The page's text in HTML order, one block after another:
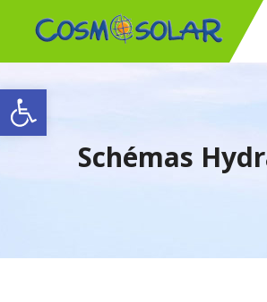
Ouvrir la barre d’outils
Schémas